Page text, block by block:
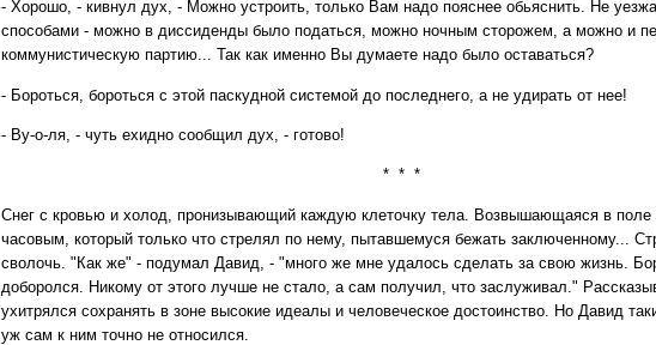
- Хорошо, - кивнул дух, - Можно устроить, только Вам надо пояснее обьяснить. Не
способами - можно в диссиденды было податься, можно ночным сторожем, а можно и
коммунистическую партию... Так как именно Вы думаете надо было оставаться?
- Бороться, бороться с этой паскудной системой до последнего, а не удирать от нее!
- Ву-о-ля, - чуть ехидно сообщил дух, - готово!
* * *
Снег с кровью и холод, пронизывающий каждую клеточку тела. Возвышающаяся в поле
часовым, который только что стрелял по нему, пытавшемуся бежать заключенному...
сволочь. "Как же" - подумал Давид, - "много же мне удалось сделать за свою жизнь.
доборолся. Никому от этого лучше не стало, а сам получил, что заслуживал."
ухитрялся сохранять в зоне высокие идеалы и человеческое достоинство. Но Давид
уж сам к ним точно не относился.